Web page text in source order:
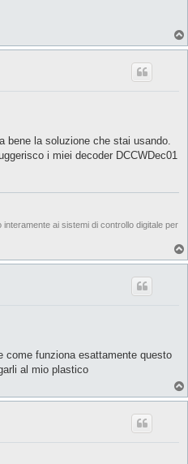
bene la soluzione che stai usando.
i miei decoder DCCWDec01
interamente ai sistemi di controllo digitale per
come funziona esattamente questo
al mio plastico